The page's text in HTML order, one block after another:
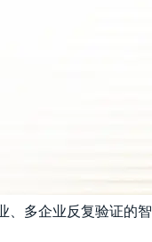
、多企业反复验证的智